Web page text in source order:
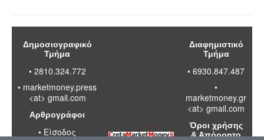
Δημοσιογραφικό
Τμήμα
• 2810.324.772
• marketmoney.press
<at> gmail.com
Αρθρογράφοι
• Είσοδος
Διαφημιστικό
Τμήμα
• 6930.847.487
•
marketmoney.gr
<at> gmail.com
Όροι χρήσης
& Απόρρητο